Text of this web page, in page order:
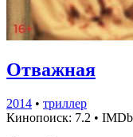
Отважная
2014 • триллер
Кинопоиск: 7.2 •